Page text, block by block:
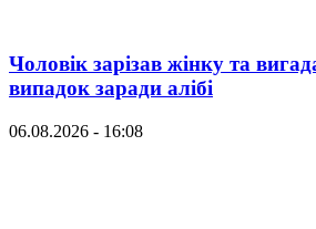
Чоловік зарізав жінку та
випадок заради алібі
06.08.2026 - 16:08